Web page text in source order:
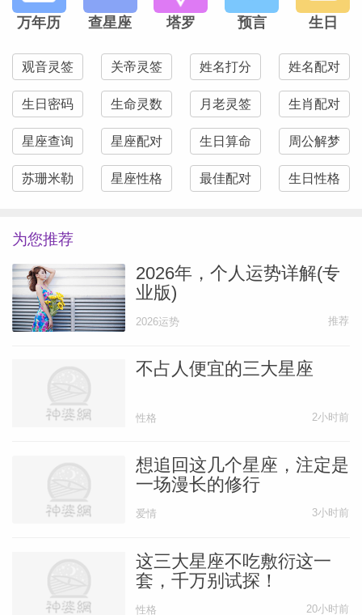
女》，都是她个人履历中比较出众的作品。
在过去的两年中，突如其来的风波给了她更
多反思沉淀的时间，如今形势逐渐明朗。
《折腰》有望在2025年年中播出，但从
2025年整体来说，这道坎儿还没有完全跨
过去，说不上完全恢复元气，尤其是在
在感情方面，新绯闻的出现，可能会给当事
人带来一定的困扰。
如果说这一两年内能把这些障碍一一跨过，
那么26年底（约10月后），宋祖儿将在事
业上迎来新发展。
得到提升，且均为正面消息；另一方面也可
品喜加一。
2027年，状态仍在攀升中，暑期时段（7月
前后）是更具优势的剧宣周期。
宋祖儿太阳
弧中的太阳马上就要从灵动活泼的双子座换
座到温和敏感的巨蟹座，这可能引发角色上
万年历 查星座 塔罗 预言 生日
观音灵签 关帝灵签 姓名打分 姓名配对
生日密码 生命灵数 月老灵签 生肖配对
星座查询 星座配对 生日算命 周公解梦
苏珊米勒 星座性格 最佳配对 生日性格
为您推荐
2026年，个人运势详解(专
业版)
2026运势 推荐
不占人便宜的三大星座
性格 2小时前
想追回这几个星座，注定是
一场漫长的修行
爱情 3小时前
这三大星座不吃敷衍这一
套，千万别试探！
性格 20小时前